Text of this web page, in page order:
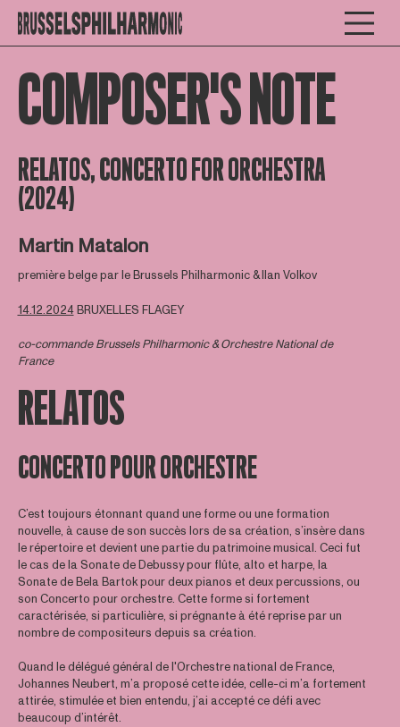
COMPOSER'S NOTE
RELATOS, CONCERTO FOR ORCHESTRA
(2024)
Martin Matalon
première belge par le Brussels Philharmonic & Ilan Volkov
14.12.2024BRUXELLES FLAGEY
co-commande Brussels Philharmonic & Orchestre National de
France
RELATOS
CONCERTO POUR ORCHESTRE
C’est toujours étonnant quand une forme ou une formation
nouvelle, à cause de son succès lors de sa création, s’insère dans
le répertoire et devient une partie du patrimoine musical. Ceci fut
le cas de la Sonate de Debussy pour flûte, alto et harpe, la
Sonate de Bela Bartok pour deux pianos et deux percussions, ou
son Concerto pour orchestre. Cette forme si fortement
caractérisée, si particulière, si prégnante à été reprise par un
nombre de compositeurs depuis sa création.
Quand le délégué général de l'Orchestre national de France,
Johannes Neubert, m’a proposé cette idée, celle-ci m’a fortement
attirée, stimulée et bien entendu, j’ai accepté ce défi avec
beaucoup d’intérêt.